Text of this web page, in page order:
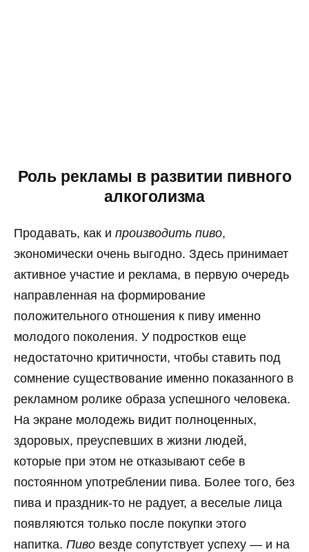
Роль рекламы в развитии пивного
алкоголизма
Продавать, как и производить пиво,
экономически очень выгодно. Здесь принимает
активное участие и реклама, в первую очередь
направленная на формирование
положительного отношения к пиву именно
молодого поколения. У подростков еще
недостаточно критичности, чтобы ставить под
сомнение существование именно показанного в
рекламном ролике образа успешного человека.
На экране молодежь видит полноценных,
здоровых, преуспевших в жизни людей,
которые при этом не отказывают себе в
постоянном употреблении пива. Более того, без
пива и праздник-то не радует, а веселые лица
появляются только после покупки этого
напитка. Пиво везде сопутствует успеху — и на